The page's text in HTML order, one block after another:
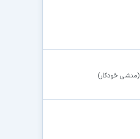
(منشی خودکار)